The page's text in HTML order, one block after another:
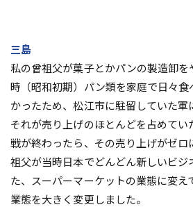
三島
私の曾祖父が菓子とかパンの製造卸を
時（昭和初期）パン類を家庭で日々
かったため、松江市に駐留していた軍
それが売り上げのほとんどを占めて
戦が終わったら、その売り上げがゼロ
祖父が当時日本でどんどん新しいビジ
た、スーパーマーケットの業態に変え
業態を大きく変更しました。